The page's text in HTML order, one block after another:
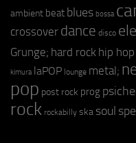
ambient beat blues bossa
crossover dance disco
Grunge; hard rock hip hop
kimura laPOP lounge metal;
pop post rock prog
rock rockabilly ska soul